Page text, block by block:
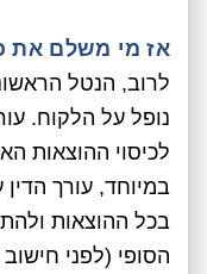
אז מי משלם את
לרוב, הנטל
נופל על הלקוח.
לכיסוי ההוצאות
במיוחד, עורך
בכל ההוצאות
הסופי (לפני